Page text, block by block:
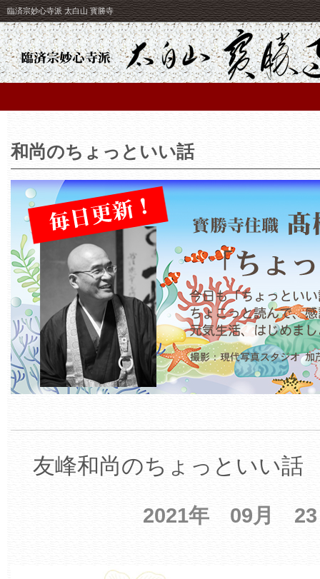
臨済宗妙心寺派 太白山 寳勝寺
和尚のちょっといい話
友峰和尚のちょっといい話
2021年 09月